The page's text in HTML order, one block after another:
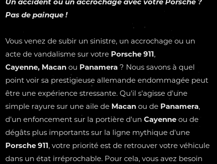
Un accident ou un accrochage avec votrePorsche ?
Pas de painque !
Vous venez de subir un sinistre, un accrochage ou un
acte de vandalisme sur votre Porsche 911,
Cayenne, Macanou Panamera ? Nous savons à quel
point voir sa prestigieuse allemande endommagée peut
être une expérience stressante. Qu'il s'agisse d'une
simple rayure sur une aile de Macanou de Panamera,
d'un enfoncement sur la portière d'unCayenneou de
dégâts plus importants sur la ligne mythique d'une
Porsche 911, votre priorité est de retrouver votre véhicule
dans un état irréprochable. Pour cela, vous avez besoin